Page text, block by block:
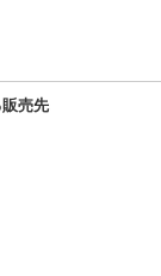
売先